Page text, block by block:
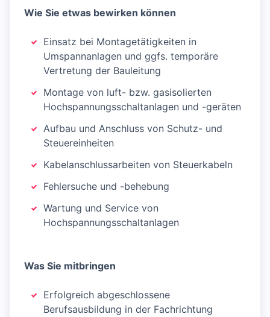
Wie Sie etwas bewirken können
Einsatz bei Montagetätigkeiten in
Umspannanlagen und ggfs. temporäre
Vertretung der Bauleitung
Montage von luft- bzw. gasisolierten
Hochspannungsschaltanlagen und -geräten
Aufbau und Anschluss von Schutz- und
Steuereinheiten
Kabelanschlussarbeiten von Steuerkabeln
Fehlersuche und -behebung
Wartung und Service von
Hochspannungsschaltanlagen
Was Sie mitbringen
Erfolgreich abgeschlossene
Berufsausbildung in der Fachrichtung